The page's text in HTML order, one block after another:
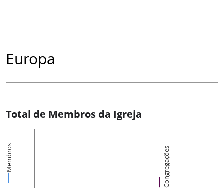
Europa
Total de Membros da Igreja
Membros Congregações